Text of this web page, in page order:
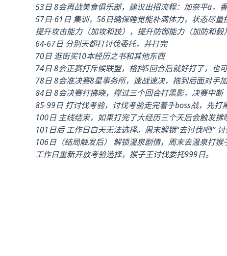
53日 8会再战美食俱乐部，建议出招流程：加奈平a，
57日-61日 集训，56日确保睡觉能补满体力，状态尽量
提升攻击能力（加攻和技），提升防御能力（加防和
64-67日 分别天都打讨伐委托，并打完
70日 逛街买10本经历之书和其他东西
74日 8会正赛打斥候联盟，格挡5回合后就好打了，也
78日 8会准决赛8星事务所，速战速决，拖到后面对手
84日 8会决赛打拂晓，撑过三个回合打黑影，决赛中断
85-99日 打讨伐考验，讨伐考验走完着手boss战，先
100日 主线结束，如果打完了大经历三个天后会触发
101日后 工作日白天无法选择。周末解锁“去讨伐吧!”
106日（结局触发后） 解锁温泉剧情，周末去温泉打
工作日重新开放考验选择，猴子王讨伐委托999日。